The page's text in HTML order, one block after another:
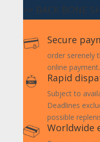
>> BACK BONE
Secure
order serenely
online payment.
Rapid
Subject to
Deadlines
possible
Worldwide